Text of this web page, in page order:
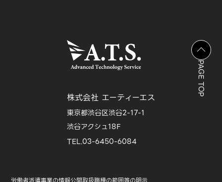
株式会社 エーティーエス
東京都渋谷区渋谷2-17-1
渋谷アクシュ18F
TEL.03-6450-6084
PAGE TOP